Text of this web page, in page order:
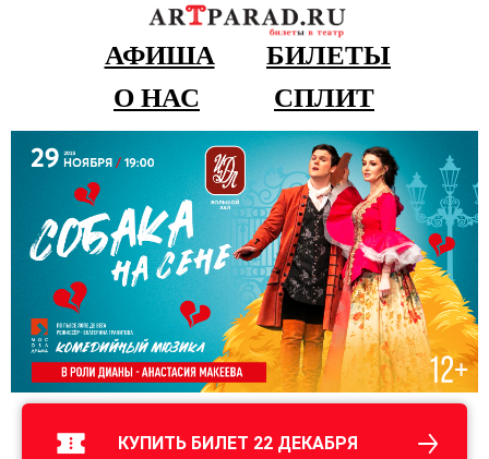
АФИША
БИЛЕТЫ
О НАС
СПЛИТ
КУПИТЬ БИЛЕТ 22 ДЕКАБРЯ